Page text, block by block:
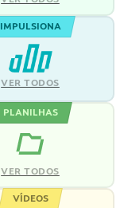
IMPULSIONA
VER TODOS
PLANILHAS
VER TODOS
VÍDEOS